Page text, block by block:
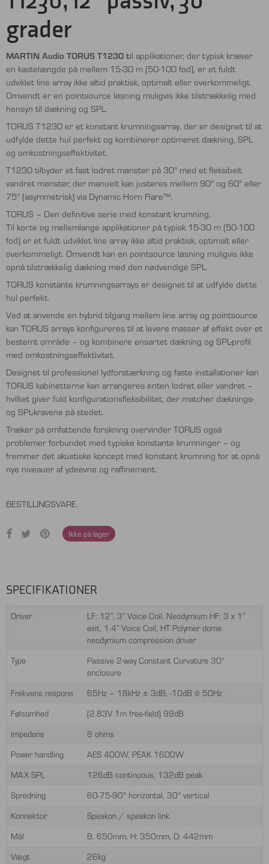
grader
MARTIN Audio TORUS T1230 til applikationer, der typisk kræver
en kastelængde på mellem 15-30 m (50-100 fod), er et fuldt
udviklet line array ikke altid praktisk, optimalt eller overkommeligt.
Omvendt er en pointsource løsning muligvis ikke tilstrækkelig med
hensyn til dækning og SPL.
TORUS T1230 er et konstant krumningsarray, der er designet til at
udfylde dette hul perfekt og kombinerer optimeret dækning, SPL
og omkostningseffektivitet.
T1230 tilbyder et fast lodret mønster på 30° med et fleksibelt
vandret mønster, der manuelt kan justeres mellem 90° og 60° eller
75° (asymmetrisk) via Dynamic Horn Flare™.
TORUS – Den definitive serie med konstant krumning.
Til korte og mellemlange applikationer på typisk 15-30 m (50-100
fod) er et fuldt udviklet line array ikke altid praktisk, optimalt eller
overkommeligt. Omvendt kan en pointsource løsning muligvis ikke
opnå tilstrækkelig dækning med den nødvendige SPL.
TORUS konstante krumningsarrays er designet til at udfylde dette
hul perfekt.
Ved at anvende en hybrid tilgang mellem line array og pointsource
kan TORUS arrays konfigureres til at levere masser af effekt over et
bestemt område – og kombinere ensartet dækning og SPL-profil
med omkostningseffektivitet.
Designet til professionel lydforstærkning og faste installationer kan
TORUS kabinetterne kan arrangeres enten lodret eller vandret –
hvilket giver fuld konfigurationsfleksibilitet, der matcher dæknings-
og SPL-kravene på stedet.
Træker på omfattende forskning overvinder TORUS også
problemer forbundet med typiske konstante krumninger – og
fremmer det akustiske koncept med konstant krumning for at opnå
nye niveauer af ydeevne og raffinement.
BESTILLINGSVARE.
Ikke på lager
SPECIFIKATIONER
Driver
LF: 12”, 3” Voice Coil, Neodymium HF: 3 x 1”
exit, 1.4” Voice Coil, HT Polymer dome
neodymium compression driver
Type
Passive 2-way Constant Curvature 30°
enclosure
Frekvens respons
65Hz – 18kHz ± 3dB, -10dB @ 50Hz
Følsomhed
(2.83V 1m free-field) 99dB
Impedans
8 ohms
Power handling
AES 400W, PEAK 1600W
MAX SPL
126dB continuous, 132dB peak
Spredning
60-75-90° horizontal, 30° vertical
Konnektor
Speakon / speakon link
Mål
B. 650mm, H: 350mm, D: 442mm
Vægt
26kg